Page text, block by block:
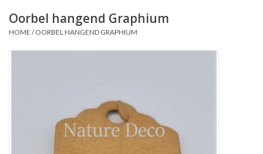
Nieuw
Oorbel hangend Graphium
HOME /OORBEL HANGEND GRAPHIUM